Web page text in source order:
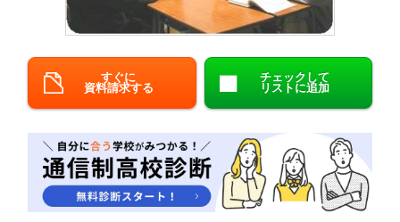
九州・沖縄
閉じる
すぐに
資料請求する
チェックして
リストに追加